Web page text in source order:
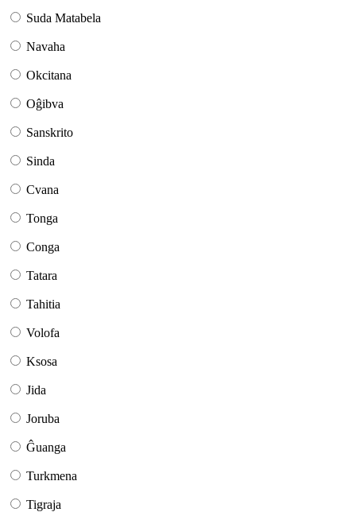
Suda Matabela
Navaha
Okcitana
Oĝibva
Sanskrito
Sinda
Cvana
Tonga
Conga
Tatara
Tahitia
Volofa
Ksosa
Jida
Joruba
Ĝuanga
Turkmena
Tigraja